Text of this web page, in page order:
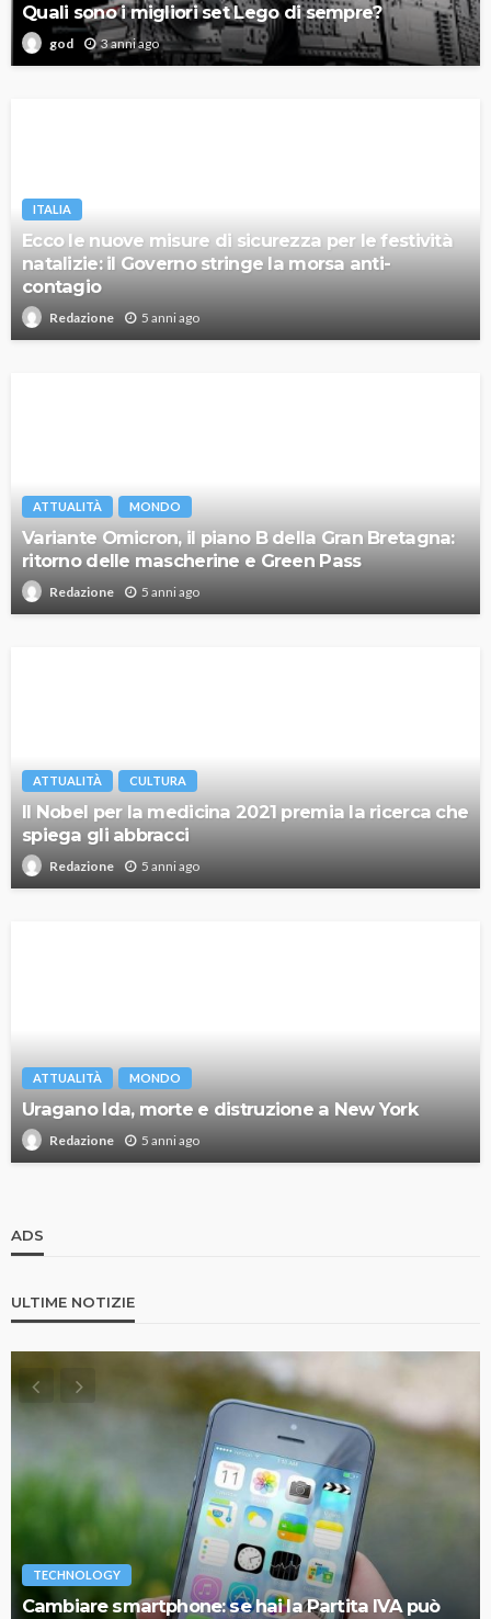
Quali sono i migliori set Lego di sempre?
god 3 anni ago
ITALIA
Ecco le nuove misure di sicurezza per le festività
natalizie: il Governo stringe la morsa anti-
contagio
Redazione 5 anni ago
ATTUALITÀ MONDO
Variante Omicron, il piano B della Gran Bretagna:
ritorno delle mascherine e Green Pass
Redazione 5 anni ago
ATTUALITÀ CULTURA
Il Nobel per la medicina 2021 premia la ricerca che
spiega gli abbracci
Redazione 5 anni ago
ATTUALITÀ MONDO
Uragano Ida, morte e distruzione a New York
Redazione 5 anni ago
ADS
ULTIME NOTIZIE
TECHNOLOGY
Cambiare smartphone: se hai la Partita IVA può